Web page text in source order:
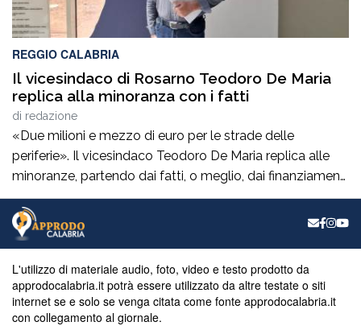
REGGIO CALABRIA
Il vicesindaco di Rosarno Teodoro De Maria
replica alla minoranza con i fatti
di redazione
«Due milioni e mezzo di euro per le strade delle
periferie». Il vicesindaco Teodoro De Maria replica alle
minoranze, partendo dai fatti, o meglio, dai finanziamenti
ministeriali ottenuti. «Le minoranze continuano a
criticare, ma noi rispondiamo con le carte in mano e con i
soldi già ottenuti e disponibili per essere investiti sul
L'utilizzo di materiale audio, foto, video e testo prodotto da
approdocalabria.it potrà essere utilizzato da altre testate o siti
internet se e solo se venga citata come fonte approdocalabria.it
con collegamento al giornale.